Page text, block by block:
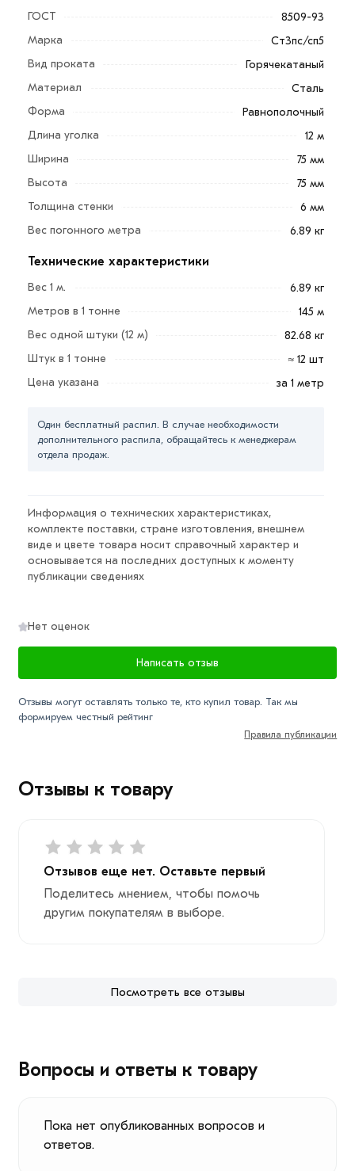
Для приобретения данной позиции, кликните мышкой
«Быстрый заказ»
. Также можете купить позвонив по
контактам указанным на сайте.
Условия доставки и цена на товар Уголок 75х75х6 мм
из категории
действительн в
Москве и области. Наши профессиональные
согласования условий доставки или самовывоза.
Данний товар от производителя сертифицирован,
обязательно).
ГОСТ
8509-93
Марка
Ст3пс/сп5
Вид проката
Горячекатаный
Материал
Сталь
Форма
Равнополочный
Длина уголка
12 м
Ширина
75 мм
Высота
75 мм
Толщина стенки
6 мм
Вес погонного метра
6.89 кг
Технические характеристики
Вес 1 м.
6.89 кг
Метров в 1 тонне
145 м
Вес одной штуки (12 м)
82.68 кг
Штук в 1 тонне
≈ 12 шт
Цена указана
за 1 метр
Один бесплатный распил. В случае необходимости
дополнительного распила, обращайтесь к менеджерам
отдела продаж.
Информация о технических характеристиках,
комплекте поставки, стране изготовления, внешнем
виде и цвете товара носит справочный характер и
основывается на последних доступных к моменту
публикации сведениях
Отзывы к товару
Отзывов еще нет. Оставьте первый
Поделитесь мнением, чтобы помочь
другим покупателям в выборе.
Посмотреть все отзывы
Нет оценок
Написать отзыв
Отзывы могут оставлять только те, кто купил товар. Так мы
формируем честный рейтинг
Правила публикации
Вопросы и ответы к товару
Пока нет опубликованных вопросов и
ответов.